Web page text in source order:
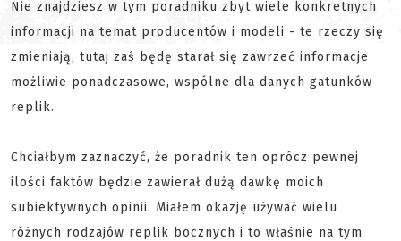
Nie znajdziesz w tym poradniku zbyt wiele konkretnych
informacji na temat producentów i modeli - te rzeczy się
zmieniają, tutaj zaś będę starał się zawrzeć informacje
możliwie ponadczasowe, wspólne dla danych gatunków
replik.
Chciałbym zaznaczyć, że poradnik ten oprócz pewnej
ilości faktów będzie zawierał dużą dawkę moich
subiektywnych opinii. Miałem okazję używać wielu
różnych rodzajów replik bocznych i to właśnie na tym